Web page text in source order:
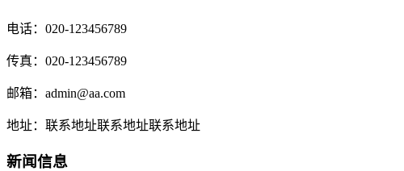
电话：020-123456789
传真：020-123456789
邮箱： admin@aa.com
地址：联系地址联系地址联系地址
新闻信息